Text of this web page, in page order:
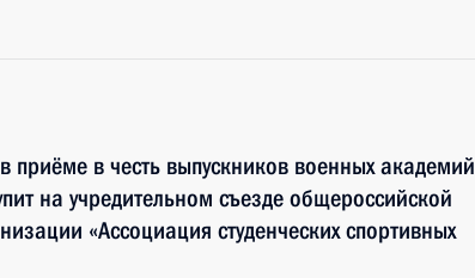
приёме в честь выпускников военных академий
на учредительном съезде общероссийской
«Ассоциация студенческих спортивных